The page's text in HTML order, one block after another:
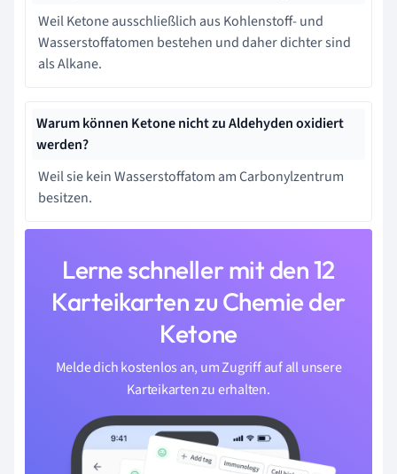
Weil Ketone ausschließlich aus Kohlenstoff- und
Wasserstoffatomen bestehen und daher dichter sind
als Alkane.
Warum können Ketone nicht zu Aldehyden oxidiert
werden?
Weil sie kein Wasserstoffatom am Carbonylzentrum
besitzen.
Lerne schneller mit den 12
Karteikarten zu Chemie der
Ketone
Melde dich kostenlos an, um Zugriff auf all unsere
Karteikarten zu erhalten.